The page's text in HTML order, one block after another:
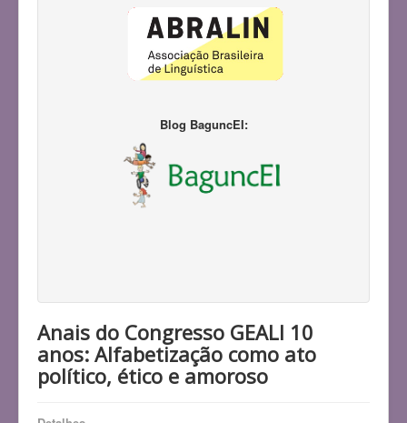
Blog BaguncEI:
Anais do Congresso GEALI 10
anos: Alfabetização como ato
político, ético e amoroso